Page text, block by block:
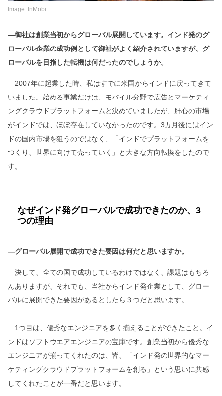
Image: InMobi
―御社は創業当初からグローバル展開しています。インド発のグ
ローバル企業の成功例として御社がよく紹介されていますが、グ
ローバルを目指した転機は何だったのでしょうか。
2007年に起業した時、私はすでに米国からインドに戻ってきて
いました。始める事業だけは、モバイル分野で広告とマーケティ
ングクラウドプラットフォームと決めていましたが、肝心の市場
がインドでは、ほぼ存在していなかったのです。3カ月後にはイン
ドの国内市場を狙うのではなく、「インドでプラットフォームを
つくり、世界に向けて売っていく」と大きな方向転換をしたので
す。
なぜインド発グローバルで成功できたのか、3
つの理由
―グローバル展開で成功できた要因は何だと思いますか。
決して、全ての国で成功しているわけではなく、課題はもちろ
んありますが、それでも、当社からインド発企業として、グロー
バルに展開できた要因があるとしたら３つだと思います。
1つ目は、優秀なエンジニアを多く揃えることができたこと。イ
ンドはソフトウエアエンジニアの宝庫です。創業当初から優秀な
エンジニアが揃ってくれたのは、皆、「インド発の世界的なマー
ケティングクラウドプラットフォームを創る」という思いに共感
してくれたことが一番だと思います。